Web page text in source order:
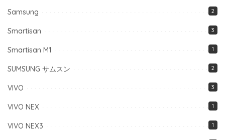
Samsung 2
Smartisan 3
Smartisan M1 1
SUMSUNG サムスン 2
VIVO 3
VIVO NEX 1
VIVO NEX3 1